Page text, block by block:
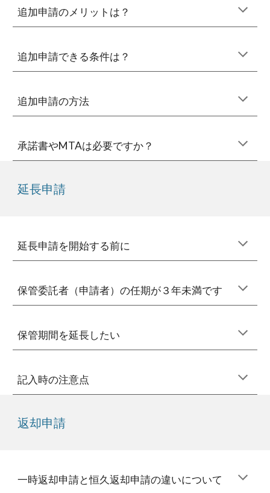
追加申請のメリットは？
追加申請できる条件は？
追加申請の方法
承諾書やMTAは必要ですか？
延長申請
延長申請を開始する前に
保管委託者（申請者）の任期が３年未満です
保管期間を延長したい
記入時の注意点
返却申請
一時返却申請と恒久返却申請の違いについて